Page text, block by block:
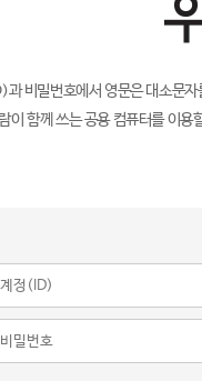
과 비밀번호에서 영문은 대소문
이 함께 쓰는 공용 컴퓨터를 이